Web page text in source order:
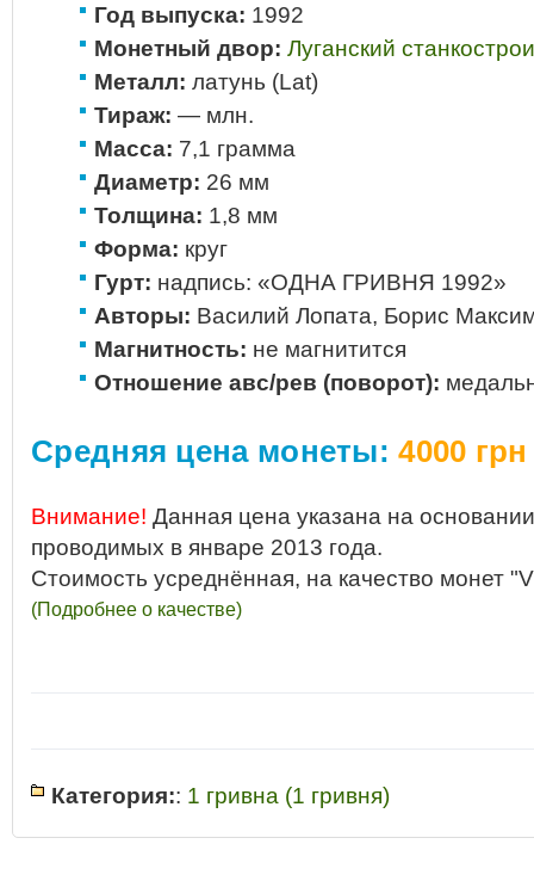
Год выпуска: 1992
Монетный двор: Луганский
Металл: латунь (Lat)
Тираж: — млн.
Масса: 7,1 грамма
Диаметр: 26 мм
Толщина: 1,8 мм
Форма: круг
Гурт: надпись: «ОДНА ГРИВНЯ 1992»
Авторы: Василий Лопата, Борис
Магнитность: не магнитится
Отношение авс/рев (поворот):
Средняя цена монеты:4000 грн
Внимание! Данная цена указана на
проводимых в январе 2013 года.
Стоимость усреднённая, на качество монет
(Подробнее о качестве)
Категория:: 1 гривна (1 гривня)